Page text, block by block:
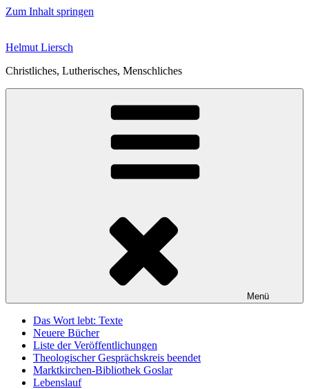
Zum Inhalt springen
Helmut Liersch
Christliches, Lutherisches, Menschliches
Menü
Das Wort lebt: Texte
Neuere Bücher
Liste der Veröffentlichungen
Theologischer Gesprächskreis beendet
Marktkirchen-Bibliothek Goslar
Lebenslauf